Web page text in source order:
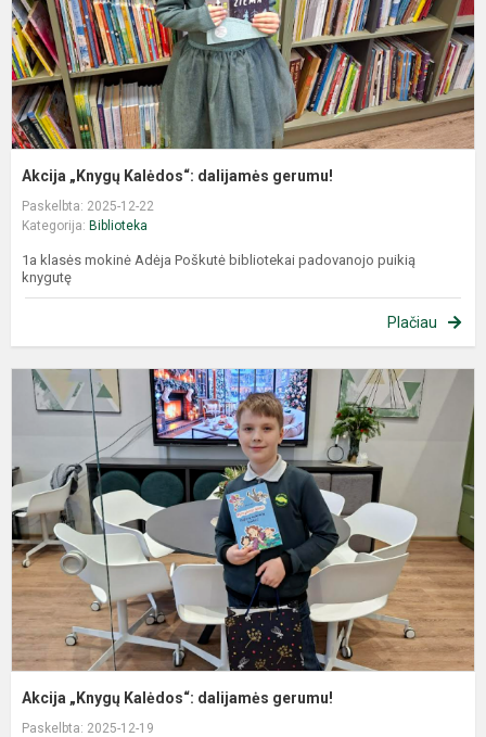
Akcija „Knygų Kalėdos“: dalijamės gerumu!
Paskelbta: 2025-12-22
Kategorija: Biblioteka
1a klasės mokinė Adėja Poškutė bibliotekai padovanojo puikią
knygutę
Plačiau
Akcija „Knygų Kalėdos“: dalijamės gerumu!
Paskelbta: 2025-12-19